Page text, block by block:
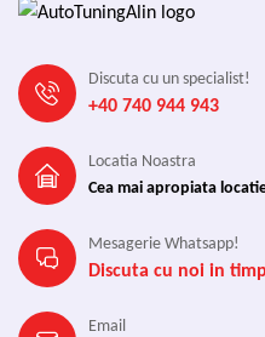
Discuta cu un specialist!
+40 740 944 943
Locatia Noastra
Cea mai apropiata
Mesagerie Whatsapp!
Discuta cu noi in
Email